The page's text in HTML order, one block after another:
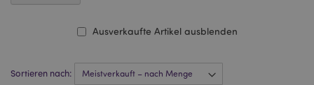
Sortieren nach:
Ausverkaufte Artikel ausblenden